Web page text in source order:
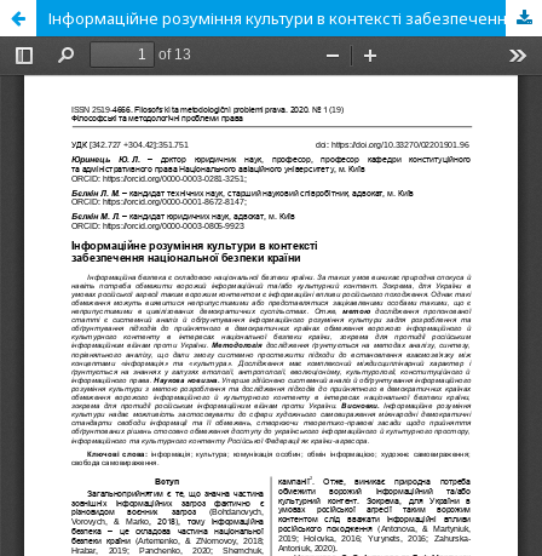
Інформаційне розуміння культури в контексті забезпечення національної безпеки країни